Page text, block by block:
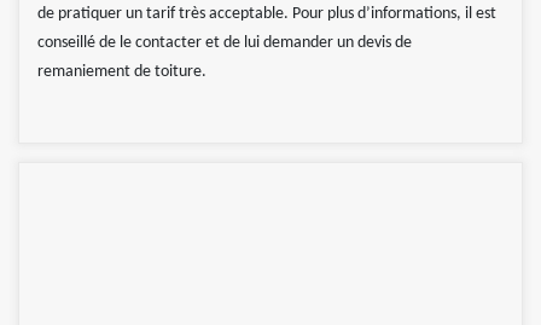
de pratiquer un tarif très acceptable. Pour plus d’informations, il est
conseillé de le contacter et de lui demander un devis de
remaniement de toiture.